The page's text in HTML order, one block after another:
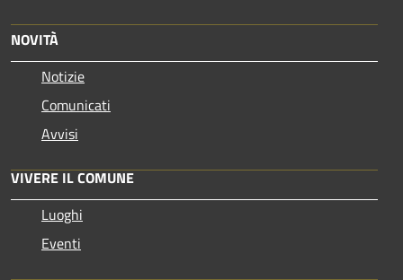
NOVITÀ
Notizie
Comunicati
Avvisi
VIVERE IL COMUNE
Luoghi
Eventi